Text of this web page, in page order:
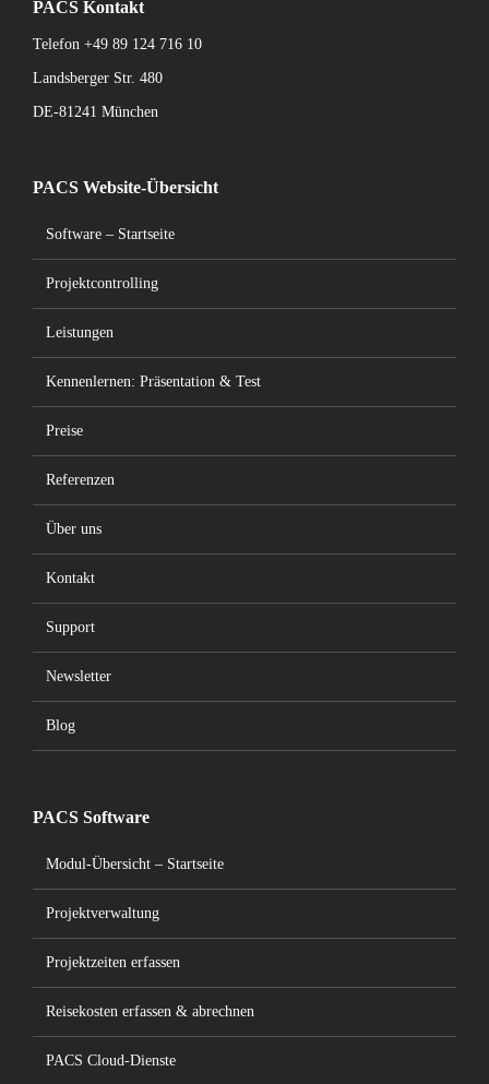
PACS Kontakt
Telefon +49 89 124 716 10
Landsberger Str. 480
DE-81241 München
PACS Website-Übersicht
Software – Startseite
Projektcontrolling
Leistungen
Kennenlernen: Präsentation & Test
Preise
Referenzen
Über uns
Kontakt
Support
Newsletter
Blog
PACS Software
Modul-Übersicht – Startseite
Projektverwaltung
Projektzeiten erfassen
Reisekosten erfassen & abrechnen
PACS Cloud-Dienste